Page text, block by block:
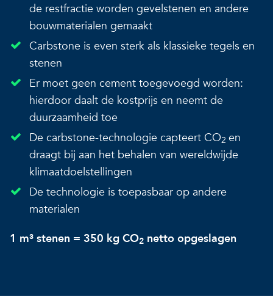
de restfractie worden gevelstenen en andere
bouwmaterialen gemaakt
Carbstone is even sterk als klassieke tegels en
stenen
Er moet geen cement toegevoegd worden:
hierdoor daalt de kostprijs en neemt de
duurzaamheid toe
De carbstone-technologie capteert CO2 en
draagt bij aan het behalen van wereldwijde
klimaatdoelstellingen
De technologie is toepasbaar op andere
materialen
1 m³ stenen = 350 kg CO2 netto opgeslagen